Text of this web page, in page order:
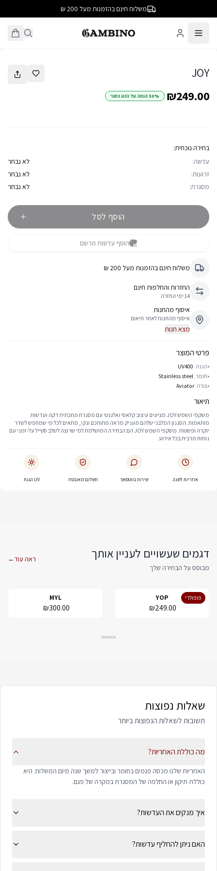
משלוח חינם בהזמנות מעל 200 ₪
14
JOY
₪249.00
50% הנחה על הזוג השני
בחירה נוכחית:
עדשה:
לא נבחר
זרועות:
לא נבחר
מסגרת:
לא נבחר
הוסף לסל
הוסף עדשות מרשם
משלוח חינם בהזמנות מעל 200 ₪
החזרות והחלפות חינם
14 ימי החזרה
איסוף מהחנות
איסוף מהחנות לאחר תיאום
מצא חנות
פרטי המוצר
•הגנה: UV400
•חומר: Stainless steel
•צורה: Aviator
תיאור
משקפי השמש JOY מציעים עיצוב קלאסי ואלגנטי עם מסגרת מתכתית דקה ועדשות
מותאמות. הסגנון המלבני שלהם מעניק מראה מתוחכם ונקי, מתאים לכל מי שמחפש לשדר
יוקרה ופשטות. משקפי השמש JOY הם הבחירה המושלמת למי שרוצה לשלב סטייל על-זמני עם
נוחות מרבית בכל אירוע.
אחריות לשנה שירות בווטסאפ תשלום מאובטח UV הגנת
דגמים שעשויים לעניין אותך
מבוסס על הבחירה שלך
ראה עוד←
פופולרי YOP
₪249.00
MYL
₪300.00
שאלות נפוצות
תשובות לשאלות הנפוצות ביותר
מה כוללת האחריות?
האחריות שלנו מכסה פגמים בחומר ובייצור למשך שנה מיום המשלוח. היא
כוללת תיקון או החלפה של המסגרת במקרה של פגם.
איך מנקים את העדשות?
האם ניתן להחליף עדשות?